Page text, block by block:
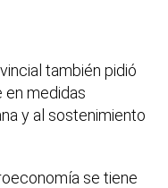
también pidió
en medidas
y al sostenimiento
se tiene